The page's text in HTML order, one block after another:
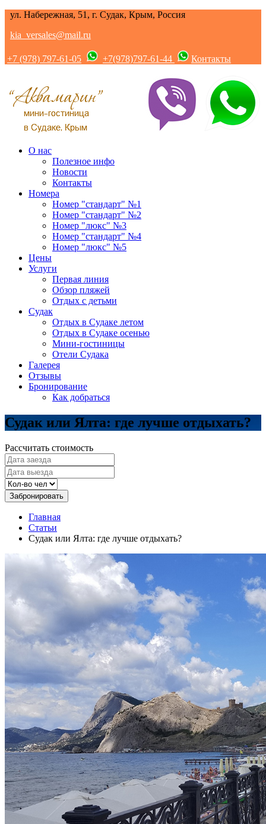
ул. Набережная, 51, г. Судак, Крым, Россия
kia_versales@mail.ru
+7 (978) 797-61-05 +7(978)797-61-44 Контакты
О нас
Полезное инфо
Новости
Контакты
Номера
Номер "стандарт" №1
Номер "стандарт" №2
Номер "люкс" №3
Номер "стандарт" №4
Номер "люкс" №5
Цены
Услуги
Первая линия
Обзор пляжей
Отдых с детьми
Судак
Отдых в Судаке летом
Отдых в Судаке осенью
Мини-гостиницы
Отели Судака
Галерея
Отзывы
Бронирование
Как добраться
Судак или Ялта: где лучше отдыхать?
Рассчитать стоимость
Забронировать
Главная
Статьи
Судак или Ялта: где лучше отдыхать?